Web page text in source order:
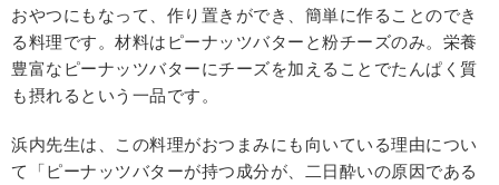
おやつにもなって、作り置きができ、簡単に作ることのでき
る料理です。材料はピーナッツバターと粉チーズのみ。栄養
豊富なピーナッツバターにチーズを加えることでたんぱく質
も摂れるという一品です。
浜内先生は、この料理がおつまみにも向いている理由につい
て「ピーナッツバターが持つ成分が、二日酔いの原因である